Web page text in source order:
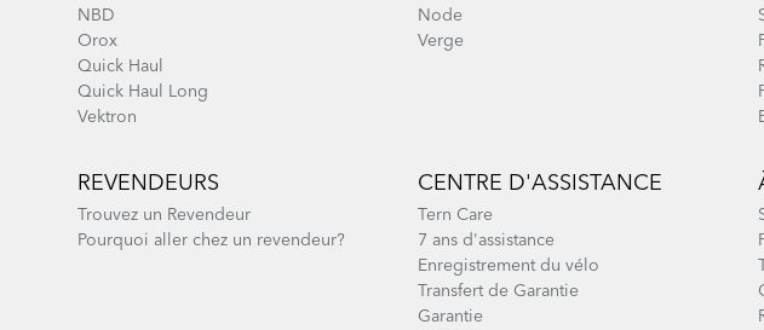
NBD
Orox
Quick Haul
Quick Haul Long
Vektron
Node
Verge
REVENDEURS
Trouvez un Revendeur
Pourquoi aller chez un revendeur?
CENTRE D'ASSISTANCE
Tern Care
7 ans d'assistance
Enregistrement du vélo
Transfert de Garantie
Garantie